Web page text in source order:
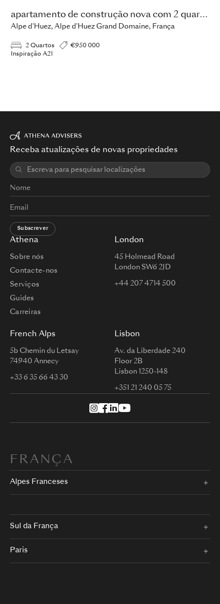
apartamento de construção nova com 2 quartos
Alpe d'Huez, Alpe d'Huez Grand Domaine, França
2 Quartos
€950 000
Inspiração A21
Athena
Sobre nós
Contacte-nos
Serviços
Guides
Carreiras
London
45 Holmead Road
London SW6 2JD
+44 207 4714 500
French Alps
5b Chemin du Letsay
74940 Annecy
+33 6 35 66 43 30
Lisbon
Av. da Liberdade 240
Floor 2B
Lisbon 1250-148
+351 21 240 05 75
Receba atualizações de novas propriedades
Subscrever
FRANÇA
Alpes Franceses
Sul da França
Paris